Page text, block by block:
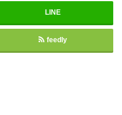
LINE
feedly